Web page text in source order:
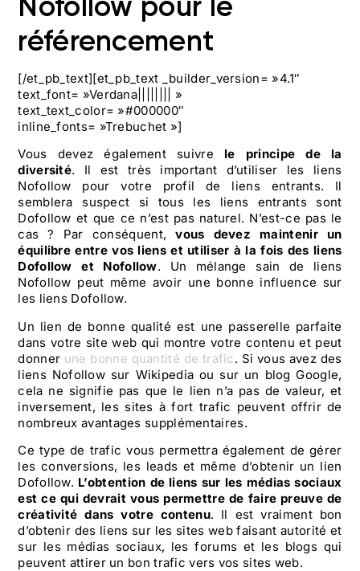
référencement
[/et_pb_text][et_pb_text _builder_version= »4.1″
text_font= »Verdana|||||||| »
text_text_color= »#000000″
inline_fonts= »Trebuchet »]
Vous devez également suivre le principe de la
diversité. Il est très important d’utiliser les liens
Nofollow pour votre profil de liens entrants. Il
semblera suspect si tous les liens entrants sont
Dofollow et que ce n’est pas naturel. N’est-ce pas le
cas ? Par conséquent,vous devez maintenir un
équilibre entre vos liens et utiliser à la fois des liens
Dofollow et Nofollow. Un mélange sain de liens
Nofollow peut même avoir une bonne influence sur
les liens Dofollow.
Un lien de bonne qualité est une passerelle parfaite
dans votre site web qui montre votre contenu et peut
donner une bonne quantité de trafic. Si vous avez des
liens Nofollow sur Wikipedia ou sur un blog Google,
cela ne signifie pas que le lien n’a pas de valeur, et
inversement, les sites à fort trafic peuvent offrir de
nombreux avantages supplémentaires.
Ce type de trafic vous permettra également de gérer
les conversions, les leads et même d’obtenir un lien
Dofollow. L’obtention de liens sur les médias sociaux
est ce qui devrait vous permettre de faire preuve de
créativité dans votre contenu. Il est vraiment bon
d’obtenir des liens sur les sites web faisant autorité et
sur les médias sociaux, les forums et les blogs qui
peuvent attirer un bon trafic vers vos sites web.